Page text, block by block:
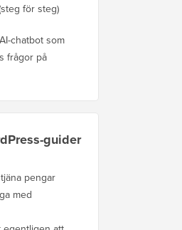
för steg)
chatbot som
frågor på
guider
pengar
med